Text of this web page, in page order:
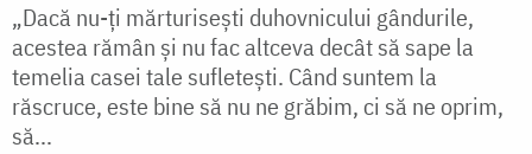
„Dacă nu-ţi mărturiseşti duhovnicului gândurile,
acestea rămân şi nu fac altceva decât să sape la
temelia casei tale sufleteşti. Când suntem la
răscruce, este bine să nu ne grăbim, ci să ne oprim,
să...